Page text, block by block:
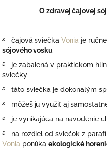
O zdravej čajovej
࿔ čajová sviečka Vonia je
sójového vosku
࿔ je zabalená v praktickom
sviečky
࿔ táto sviečka je dokonalým
࿔ môžeš ju využiť aj
࿔ je vynikajúca na navodenie
࿔ na rozdiel od sviečok z
Vonia ponúka ekologické